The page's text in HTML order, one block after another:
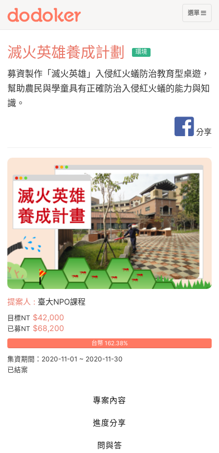
展
開
選
選單
滅火英雄養成計劃 環境
募資製作「滅火英雄」入侵紅火蟻防治教育型桌遊，
幫助農民與學童具有正確防治入侵紅火蟻的能力與知
識。
分享
提案人 : 臺大NPO課程
目標NT $42,000
已募NT $68,200
台幣 162.38%
集資期間：2020-11-01 ~ 2020-11-30
已結案
專案內容
進度分享
問與答